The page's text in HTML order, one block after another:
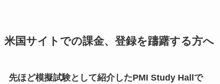
米国サイトでの課金、登録を躊躇する方へ
先ほど模擬試験として紹介したPMI Study Hallで